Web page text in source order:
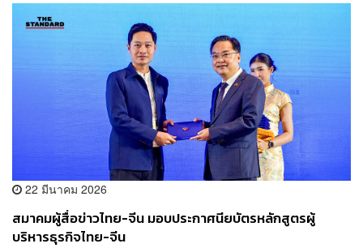
22 มีนาคม 2026
สมาคมผู้สื่อข่าวไทย-จีน มอบประกาศนียบัตรหลักสูตรผู้
บริหารธุรกิจไทย-จีน